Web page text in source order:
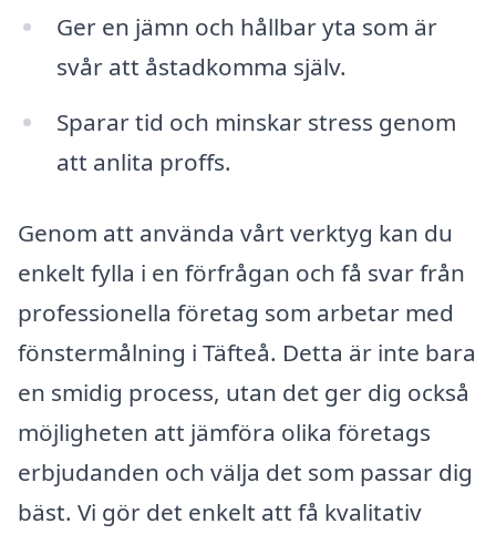
Ger en jämn och hållbar yta som är
svår att åstadkomma själv.
Sparar tid och minskar stress genom
att anlita proffs.
Genom att använda vårt verktyg kan du
enkelt fylla i en förfrågan och få svar från
professionella företag som arbetar med
fönstermålning i Täfteå. Detta är inte bara
en smidig process, utan det ger dig också
möjligheten att jämföra olika företags
erbjudanden och välja det som passar dig
bäst. Vi gör det enkelt att få kvalitativ